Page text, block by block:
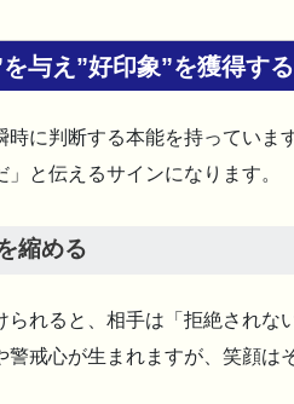
与え”好印象”を獲得する
時に判断する本能を持ってい
と伝えるサインになります。
縮める
られると、相手は「拒絶されな
警戒心が生まれますが、笑顔は